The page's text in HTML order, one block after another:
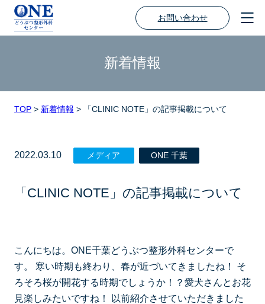
お問い合わせ
新着情報
TOP> 新着情報 > 「CLINIC NOTE」の記事掲載について
2022.03.10 メディア ONE 千葉
「CLINIC NOTE」の記事掲載について
こんにちは。ONE千葉どうぶつ整形外科センターで
す。 寒い時期も終わり、春が近づいてきましたね！ そ
ろそろ桜が開花する時期でしょうか！？愛犬さんとお花
見楽しみたいですね！ 以前紹介させていただきました